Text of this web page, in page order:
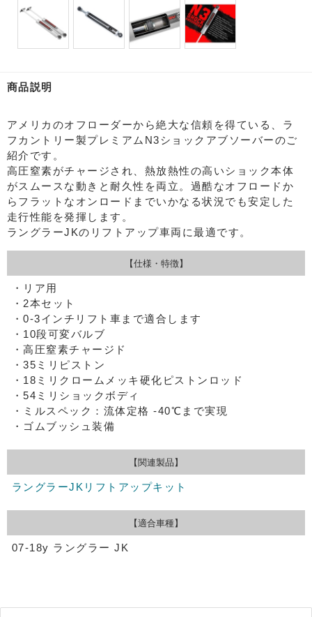
商品説明
アメリカのオフローダーから絶大な信頼を得ている、ラ
フカントリー製プレミアムN3ショックアブソーバーのご
紹介です。
高圧窒素がチャージされ、熱放熱性の高いショック本体
がスムースな動きと耐久性を両立。過酷なオフロードか
らフラットなオンロードまでいかなる状況でも安定した
走行性能を発揮します。
ラングラーJKのリフトアップ車両に最適です。
【仕様・特徴】
・リア用
・2本セット
・0-3インチリフト車まで適合します
・10段可変バルブ
・高圧窒素チャージド
・35ミリピストン
・18ミリクロームメッキ硬化ピストンロッド
・54ミリショックボディ
・ミルスペック：流体定格 -40℃まで実現
・ゴムブッシュ装備
【関連製品】
ラングラーJKリフトアップキット
【適合車種】
07-18y ラングラー JK